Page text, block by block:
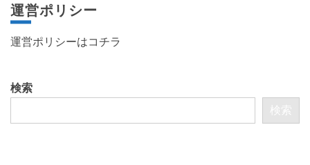
運営ポリシー
運営ポリシーはコチラ
検索
検索